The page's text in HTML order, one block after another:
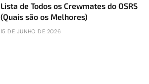
Lista de Todos os Crewmates do OSRS
(Quais são os Melhores)
15 DE JUNHO DE 2026